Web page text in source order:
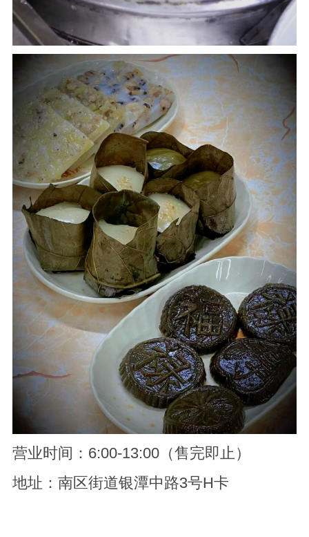
营业时间：6:00-13:00（售完即止）
地址：南区街道银潭中路3号H卡